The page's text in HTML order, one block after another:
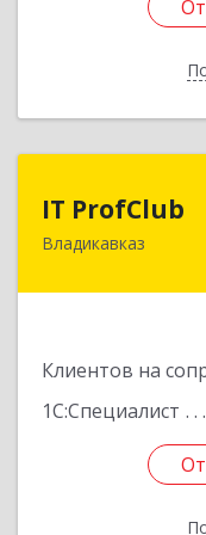
IT ProfClub
Владикавказ
Клиентов на
1С:Специалист
362045,